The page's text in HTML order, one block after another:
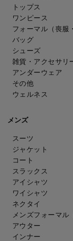
トップス
ワンピース
フォーマル（喪服
バッグ
シューズ
雑貨・アクセサリ
アンダーウェア
その他
ウェルネス
メンズ
スーツ
ジャケット
コート
スラックス
アイシャツ
ワイシャツ
ネクタイ
メンズフォーマル
アウター
インナー